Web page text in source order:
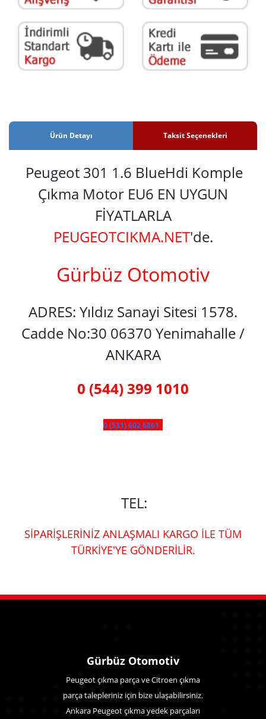
Ürün Detayı Taksit Seçenekleri
Peugeot 301 1.6 BlueHdi Komple
Çıkma Motor EU6 EN UYGUN
FİYATLARLA
PEUGEOTCIKMA.NET'de.
Gürbüz Otomotiv
ADRES: Yıldız Sanayi Sitesi 1578.
Cadde No:30 06370 Yenimahalle /
ANKARA
0 (544) 399 1010
0 (531) 602 6861
TEL:
SİPARİŞLERİNİZ ANLAŞMALI KARGO İLE TÜM
TÜRKİYE'YE GÖNDERİLİR.
Gürbüz Otomotiv
Peugeot çıkma parça ve Citroen çıkma
parça talepleriniz için bize ulaşabilirsiniz.
Ankara Peugeot çıkma yedek parçaları